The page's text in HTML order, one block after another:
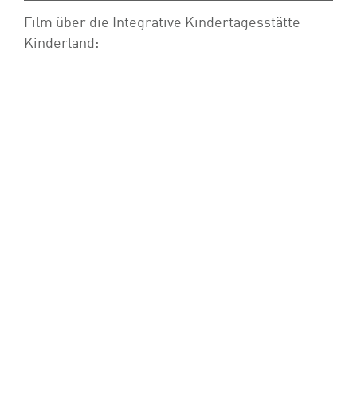
Film über die Integrative Kindertagesstätte
Kinderland: